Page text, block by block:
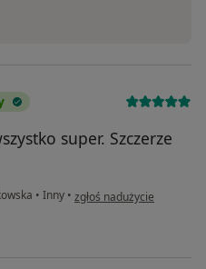
super. Szczerze
• Inny • w opinii użytkownika Piotr
zgłoś nadużycie